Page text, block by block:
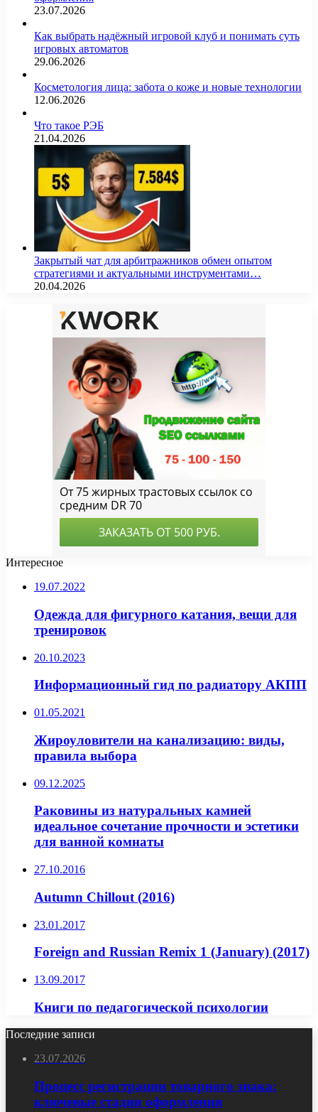
23.07.2026
Как выбрать надёжный игровой клуб и понимать суть
игровых автоматов
29.06.2026
Косметология лица: забота о коже и новые технологии
12.06.2026
Что такое РЭБ
21.04.2026
Закрытый чат для арбитражников обмен опытом
стратегиями и актуальными инструментами…
20.04.2026
Интересное
19.07.2022
Одежда для фигурного катания, вещи для
тренировок
20.10.2023
Информационный гид по радиатору АКПП
01.05.2021
Жироуловители на канализацию: виды,
правила выбора
09.12.2025
Раковины из натуральных камней
идеальное сочетание прочности и эстетики
для ванной комнаты
27.10.2016
Autumn Chillout (2016)
23.01.2017
Foreign and Russian Remix 1 (January) (2017)
13.09.2017
Книги по педагогической психологии
Последние записи
23.07.2026
Процесс регистрации товарного знака:
ключевые стадии оформления